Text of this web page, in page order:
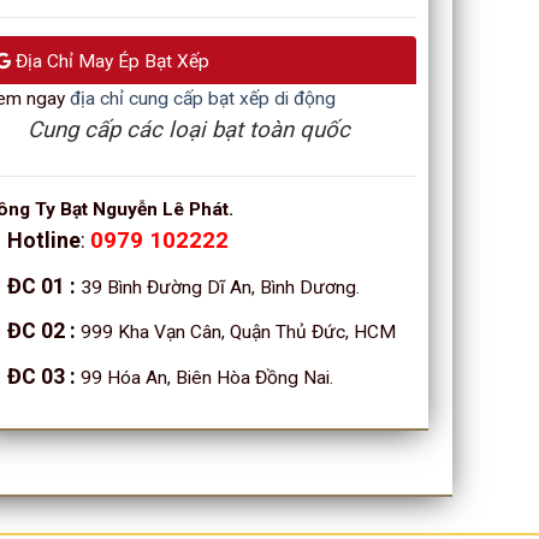
Địa Chỉ May Ép Bạt Xếp
ngay địa chỉ cung cấp bạt xếp di động
Cung cấp các loại bạt toàn quốc
Ty Bạt Nguyễn Lê Phát.
Hotline: 0979 102222
ĐC 01 : 39 Bình Đường Dĩ An, Bình Dương.
ĐC 02: 999 Kha Vạn Cân, Quận Thủ Đức, HCM
ĐC 03 : 99 Hóa An, Biên Hòa Đồng Nai.